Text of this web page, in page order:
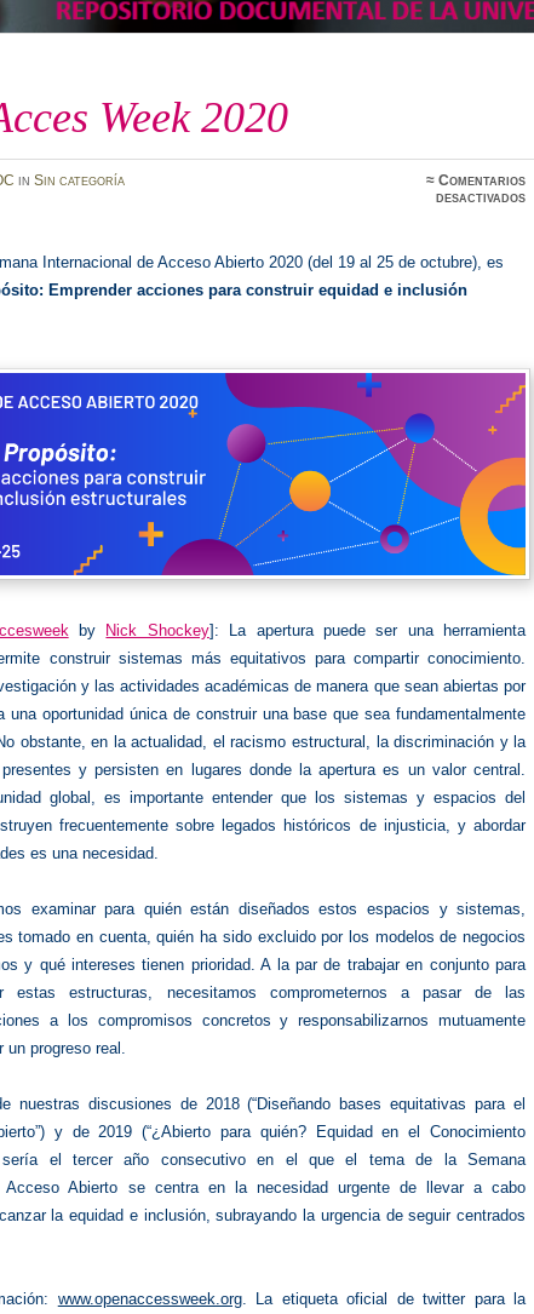
Week 2020
in Sin categoría ≈Comentarios
desactivadosen
Internacional de Acceso Abierto 2020 (del 19 al 25 de octubre), es
Emprender acciones para construir equidad e inclusión
by Nick Shockey]: La apertura puede ser una herramienta
construir sistemas más equitativos para compartir conocimiento.
y las actividades académicas de manera que sean abiertas por
una oportunidad única de construir una base que sea fundamentalmente
obstante, en la actualidad, el racismo estructural, la discriminación y la
y persisten en lugares donde la apertura es un valor central.
global, es importante entender que los sistemas y espacios del
frecuentemente sobre legados históricos de injusticia, y abordar
es una necesidad.
examinar para quién están diseñados estos espacios y sistemas,
tomado en cuenta, quién ha sido excluido por los modelos de negocios
y qué intereses tienen prioridad. A la par de trabajar en conjunto para
estas estructuras, necesitamos comprometernos a pasar de las
a los compromisos concretos y responsabilizarnos mutuamente
un progreso real.
nuestras discusiones de 2018 (“Diseñando bases equitativas para el
y de 2019 (“¿Abierto para quién? Equidad en el Conocimiento
sería el tercer año consecutivo en el que el tema de la Semana
Acceso Abierto se centra en la necesidad urgente de llevar a cabo
la equidad e inclusión, subrayando la urgencia de seguir centrados
www.openaccessweek.org. La etiqueta oficial de twitter para la